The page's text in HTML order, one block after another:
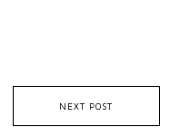
NEXT POST